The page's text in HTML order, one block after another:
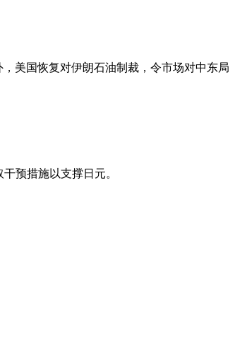
美国恢复对伊朗石油制裁，令市场对中东局
预措施以支撑日元。